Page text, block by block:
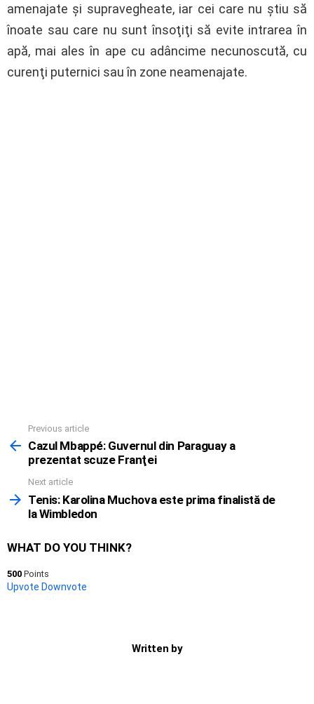
amenajate şi supravegheate, iar cei care nu ştiu să
înoate sau care nu sunt însoţiţi să evite intrarea în
apă, mai ales în ape cu adâncime necunoscută, cu
curenţi puternici sau în zone neamenajate.
more
Previous article
Cazul Mbappé: Guvernul din Paraguay a
prezentat scuze Franţei
Next article
Tenis: Karolina Muchova este prima finalistă de
la Wimbledon
WHAT DO YOU THINK?
500 Points
Upvote Downvote
Written by